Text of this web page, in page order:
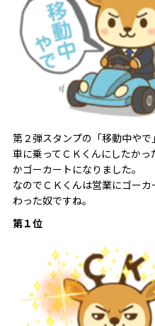
第２弾スタンプの「移動中やで」
車に乗ってＣＫくんにしたか
かゴーカートになりました。
なのでＣＫくんは営業にゴー
わった奴ですね。
第１位